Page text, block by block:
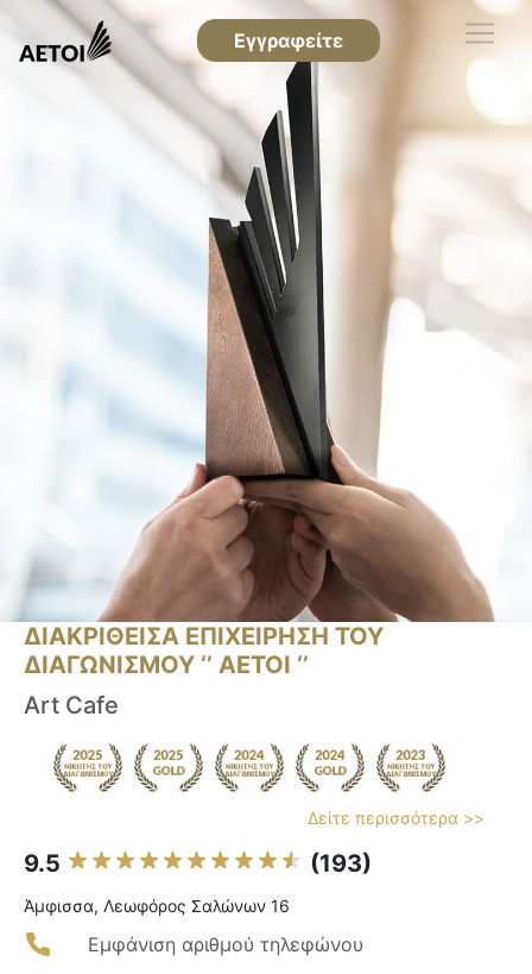
Εγγραφείτε
ΔΙΑΚΡΙΘΕΙΣΑ ΕΠΙΧΕΙΡΗΣΗ ΤΟΥ
ΔΙΑΓΩΝΙΣΜΟΥ ‘’ ΑΕΤΟΙ ‘’
Art Cafe
Δείτε περισσότερα >>
9.5 (193)
Άμφισσα, Λεωφόρος Σαλώνων 16
Εμφάνιση αριθμού τηλεφώνου